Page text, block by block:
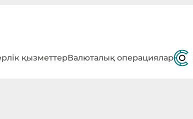
қызметтерВалюталық операциялар